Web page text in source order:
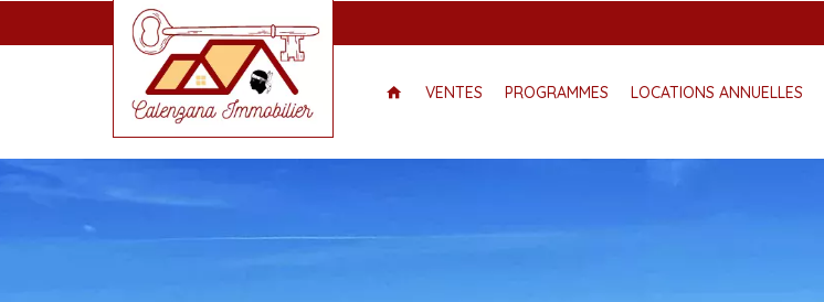
VENTES PROGRAMMES LOCATIONS ANNUELLES